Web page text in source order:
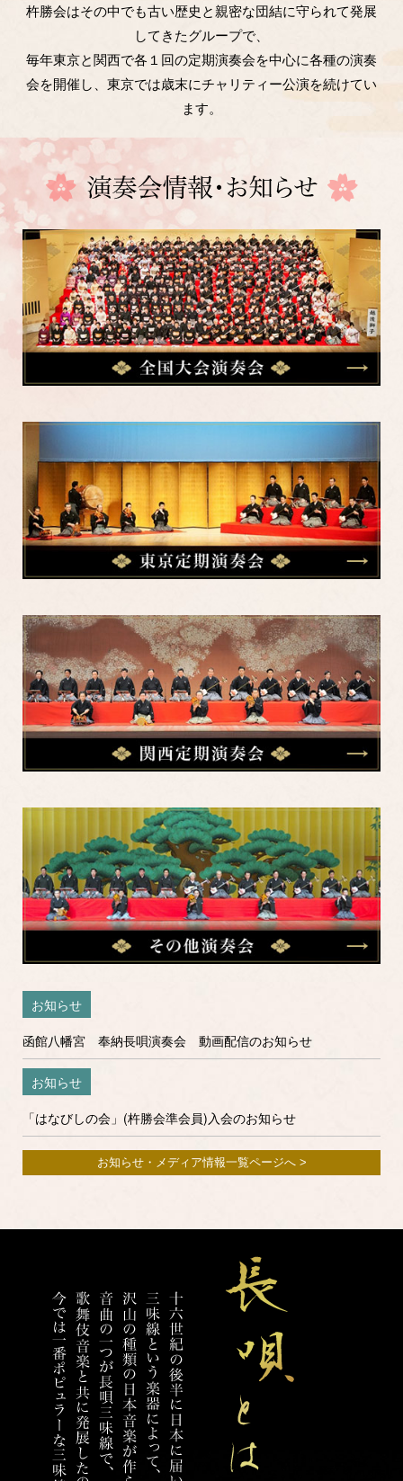
杵勝会はその中でも古い歴史と親密な団結に守られて発展
してきたグループで、
毎年東京と関西で各１回の定期演奏会を中心に各種の演奏
会を開催し、東京では歳末にチャリティー公演を続けてい
ます。
お知らせ
函館八幡宮 奉納長唄演奏会 動画配信のお知らせ
お知らせ
「はなびしの会」(杵勝会準会員)入会のお知らせ
お知らせ・メディア情報一覧ページへ >